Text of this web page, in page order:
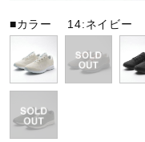
テニス／ソ
バドミント
■カラー 14:ネイビー